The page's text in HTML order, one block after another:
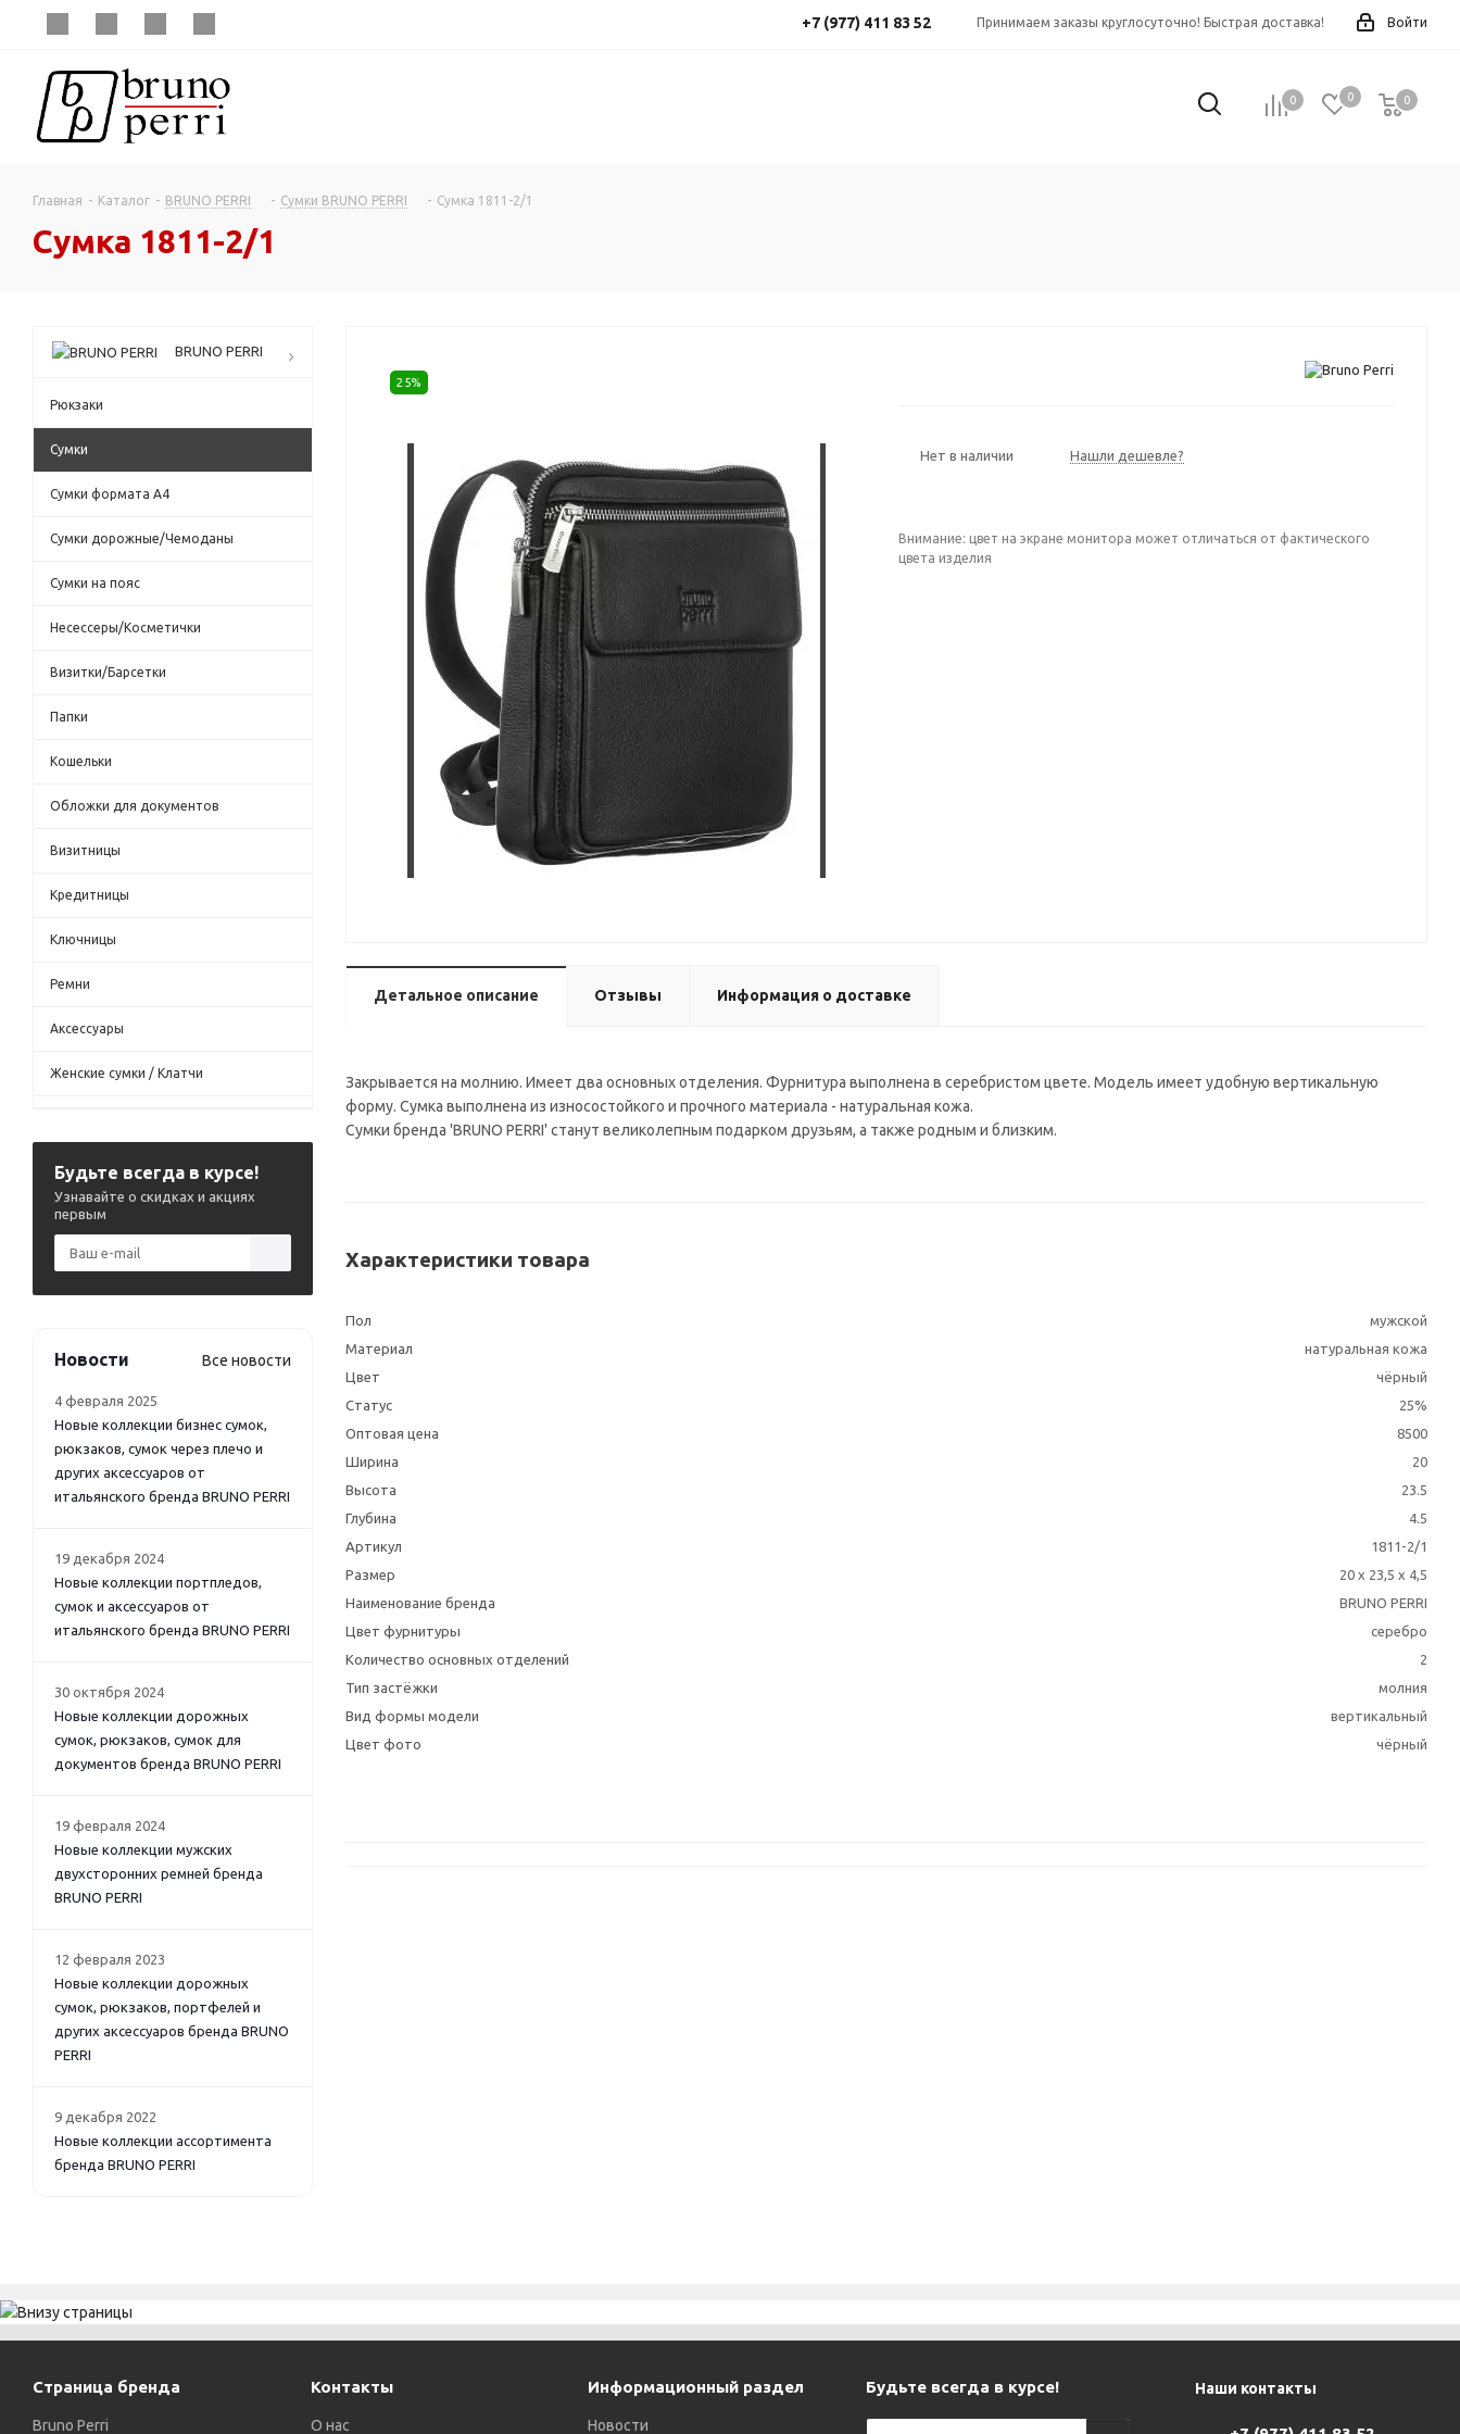
Войти
Принимаем заказы круглосуточно! Быстрая доставка!
+7 (977) 411 83 52
0 0 0
0
Главная - Каталог - BRUNO PERRI - Сумки BRUNO PERRI - Сумка 1811-2/1
Сумка 1811-2/1
25%
Нет в наличии Нашли дешевле?
Внимание: цвет на экране монитора может отличаться от фактического
цвета изделия
Детальное описание Отзывы Информация о доставке
Закрывается на молнию. Имеет два основных отделения. Фурнитура выполнена в серебристом цвете. Модель имеет удобную вертикальную
форму. Сумка выполнена из износостойкого и прочного материала - натуральная кожа.
Сумки бренда 'BRUNO PERRI' станут великолепным подарком друзьям, а также родным и близким.
Характеристики товара
Пол
мужской
Материал
натуральная кожа
Цвет
чёрный
Статус
25%
Оптовая цена
8500
Ширина
20
Высота
23.5
Глубина
4.5
Артикул
1811-2/1
Размер
20 x 23,5 x 4,5
Наименование бренда
BRUNO PERRI
Цвет фурнитуры
серебро
Количество основных отделений
2
Тип застёжки
молния
Вид формы модели
вертикальный
Цвет фото
чёрный
BRUNO PERRI
Рюкзаки
Сумки
Сумки формата А4
Сумки дорожные/Чемоданы
Сумки на пояс
Несессеры/Косметички
Визитки/Барсетки
Папки
Кошельки
Обложки для документов
Визитницы
Кредитницы
Ключницы
Ремни
Аксессуары
Женские сумки / Клатчи
Будьте всегда в курсе!
Узнавайте о скидках и акциях
первым
Новости Все новости
4 февраля 2025
Новые коллекции бизнес сумок,
рюкзаков, сумок через плечо и
других аксессуаров от
итальянского бренда BRUNO PERRI
19 декабря 2024
Новые коллекции портпледов,
сумок и аксессуаров от
итальянского бренда BRUNO PERRI
30 октября 2024
Новые коллекции дорожных
сумок, рюкзаков, сумок для
документов бренда BRUNO PERRI
19 февраля 2024
Новые коллекции мужских
двухсторонних ремней бренда
BRUNO PERRI
12 февраля 2023
Новые коллекции дорожных
сумок, рюкзаков, портфелей и
других аксессуаров бренда BRUNO
PERRI
9 декабря 2022
Новые коллекции ассортимента
бренда BRUNO PERRI
Страница бренда
Bruno Perri
Контакты
О нас
Информационный раздел
Новости
Будьте всегда в курсе! Наши контакты